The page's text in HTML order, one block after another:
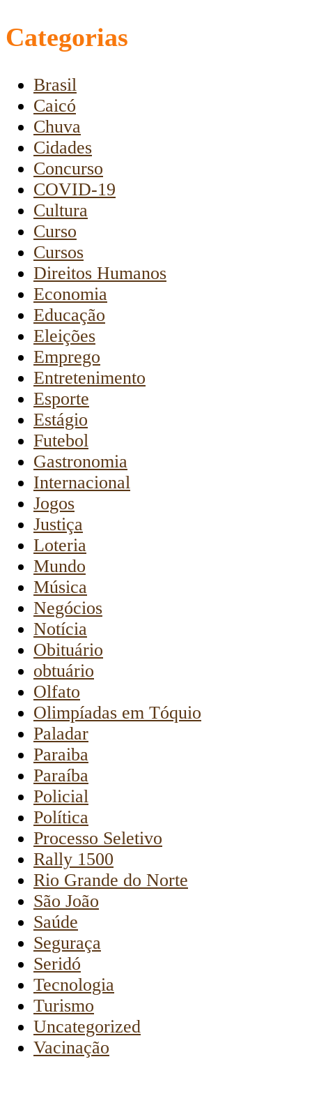
Categorias
Brasil
Caicó
Chuva
Cidades
Concurso
COVID-19
Cultura
Curso
Cursos
Direitos Humanos
Economia
Educação
Eleições
Emprego
Entretenimento
Esporte
Estágio
Futebol
Gastronomia
Internacional
Jogos
Justiça
Loteria
Mundo
Música
Negócios
Notícia
Obituário
obtuário
Olfato
Olimpíadas em Tóquio
Paladar
Paraiba
Paraíba
Policial
Política
Processo Seletivo
Rally 1500
Rio Grande do Norte
São João
Saúde
Seguraça
Seridó
Tecnologia
Turismo
Uncategorized
Vacinação